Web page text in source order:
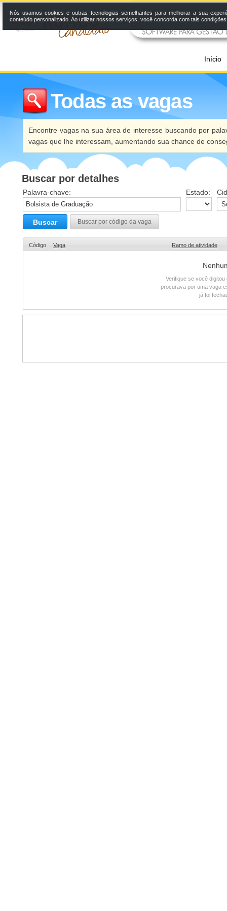
Início
Todas as vagas
Encontre vagas na sua área de interesse buscando por
vagas que lhe interessam, aumentando sua chance de
Buscar por detalhes
Palavra-chave: Estado:
Buscar Buscar por código da vaga
Código Vaga Ramo de atividade
Verifique se você
procurava por uma vaga
já foi
Nós usamos cookies e outras tecnologias semelhantes para melhorar a sua
conteúdo personalizado. Ao utilizar nossos serviços, você concorda com tais